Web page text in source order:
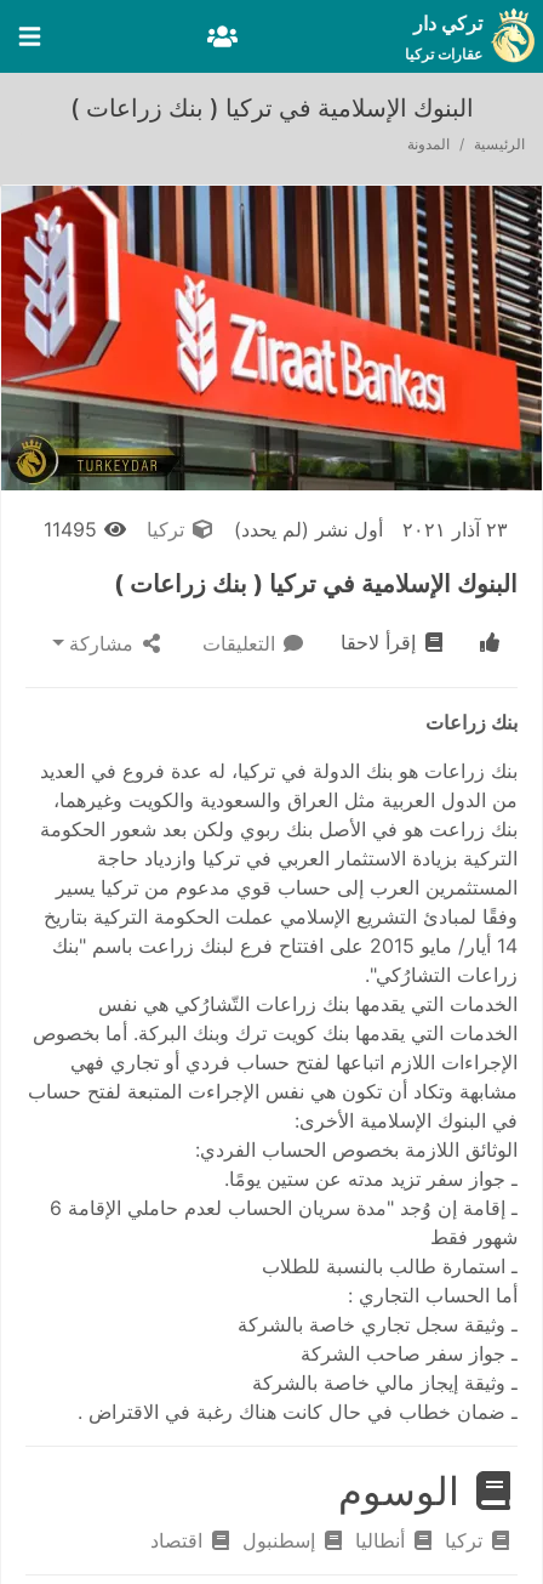
تركي دار
عقارات تركيا
البنوك الإسلامية في تركيا ( بنك زراعات )
الرئيسية المدونة
٢٣ آذار ٢٠٢١ أول نشر (لم يحدد) تركيا
البنوك الإسلامية في تركيا ( بنك زراعات )
إقرأ لاحقا التعليقات مشاركة
بنك زراعات
بنك زراعات هو بنك الدولة في تركيا، له عدة فروع في العديد
من الدول العربية مثل العراق والسعودية والكويت وغيرهما،
بنك زراعت هو في الأصل بنك ربوي ولكن بعد شعور الحكومة
التركية بزيادة الاستثمار العربي في تركيا وازدياد حاجة
المستثمرين العرب إلى حساب قوي مدعوم من تركيا يسير
وفقًا لمبادئ التشريع الإسلامي عملت الحكومة التركية بتاريخ
14 أيار/ مايو 2015 على افتتاح فرع لبنك زراعت باسم "بنك
زراعات التشارُكي".
الخدمات التي يقدمها بنك زراعات التّشارُكي هي نفس
الخدمات التي يقدمها بنك كويت ترك وبنك البركة. أما بخصوص
الإجراءات اللازم اتباعها لفتح حساب فردي أو تجاري فهي
مشابهة وتكاد أن تكون هي نفس الإجراءت المتبعة لفتح حساب
في البنوك الإسلامية الأخرى:
الوثائق اللازمة بخصوص الحساب الفردي:
ـ جواز سفر تزيد مدته عن ستين يومًا.
ـ إقامة إن وُجد "مدة سريان الحساب لعدم حاملي الإقامة 6
شهور فقط
ـ استمارة طالب بالنسبة للطلاب
أما الحساب التجاري :
ـ وثيقة سجل تجاري خاصة بالشركة
ـ جواز سفر صاحب الشركة
ـ وثيقة إيجاز مالي خاصة بالشركة
ـ ضمان خطاب في حال كانت هناك رغبة في الاقتراض .
الوسوم
تركيا أنطاليا إسطنبول اقتصاد